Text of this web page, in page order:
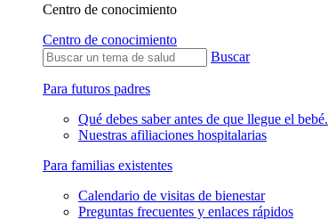
Centro de conocimiento
Centro de conocimiento
Buscar
Para futuros padres
Qué debes saber antes de que llegue el bebé.
Nuestras afiliaciones hospitalarias
Para familias existentes
Calendario de visitas de bienestar
Preguntas frecuentes y enlaces rápidos